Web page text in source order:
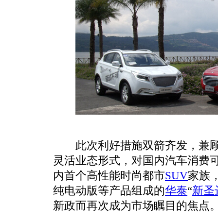
此次利好措施双箭齐发，兼
灵活业态形式，对国内汽车消费
内首个高性能时尚都市SUV家族
纯电动版等产品组成的华泰“新圣
新政而再次成为市场瞩目的焦点